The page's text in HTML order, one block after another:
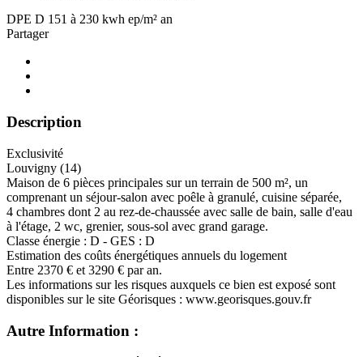
DPE D 151 à 230 kwh ep/m² an
Partager
Description
Exclusivité
Louvigny (14)
Maison de 6 pièces principales sur un terrain de 500 m², un
comprenant un séjour-salon avec poêle à granulé, cuisine séparée,
4 chambres dont 2 au rez-de-chaussée avec salle de bain, salle d'eau
à l'étage, 2 wc, grenier, sous-sol avec grand garage.
Classe énergie : D - GES : D
Estimation des coûts énergétiques annuels du logement
Entre 2370 € et 3290 € par an.
Les informations sur les risques auxquels ce bien est exposé sont
disponibles sur le site Géorisques : www.georisques.gouv.fr
Autre Information :